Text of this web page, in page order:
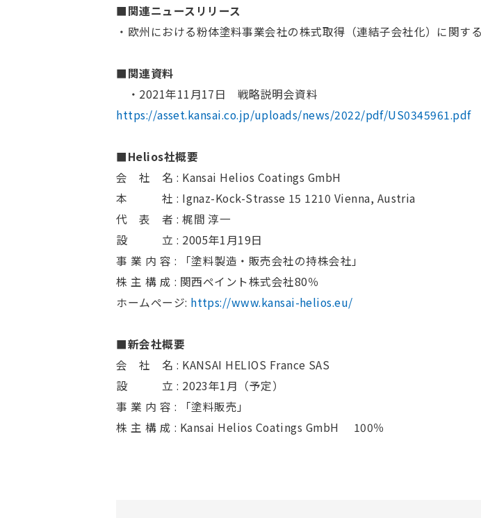
■関連ニュースリリース
・欧州における粉体塗料事業会社の株式取得（連結子会社化）に関す
■関連資料
・2021年11月17日 戦略説明会資料
https://asset.kansai.co.jp/uploads/news/2022/pdf/US0345961.pdf
■Helios社概要
会 社 名 : Kansai Helios Coatings GmbH
本 社 : Ignaz-Kock-Strasse 15 1210 Vienna, Austria
代 表 者 : 梶間 淳一
設 立 : 2005年1月19日
事 業 内 容 : 「塗料製造・販売会社の持株会社」
株 主 構 成 : 関西ペイント株式会社80％
ホームページ: https://www.kansai-helios.eu/
■新会社概要
会 社 名 : KANSAI HELIOS France SAS
設 立 : 2023年1月（予定）
事 業 内 容 : 「塗料販売」
株 主 構 成 : Kansai Helios Coatings GmbH 100％